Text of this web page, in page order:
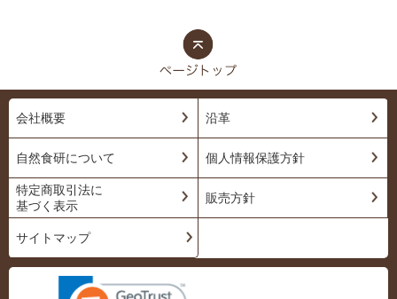
会社概要 沿革
自然食研について 個人情報保護方針
特定商取引法に
基づく表示
販売方針
サイトマップ